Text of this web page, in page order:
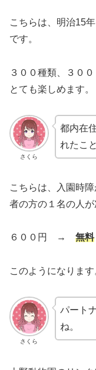
こちらは、明治15
です。
３００種類、３０
とても楽しめます。
さくら
都内在
れたこ
こちらは、入園時
者の方の１名の人が
６００円 → 無料
このようになります
さくら
パート
ね。